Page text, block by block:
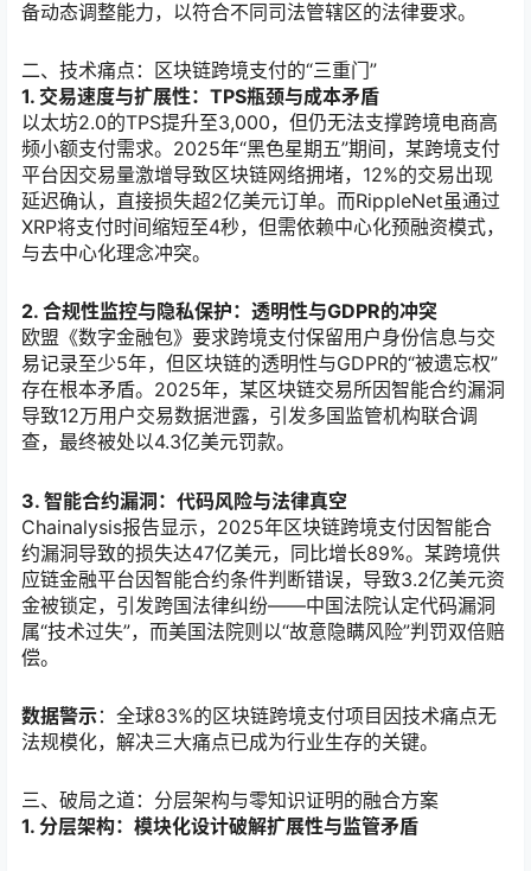
备动态调整能力，以符合不同司法管辖区的法律要求。
二、技术痛点：区块链跨境支付的“三重门”
1. 交易速度与扩展性：TPS瓶颈与成本矛盾
以太坊2.0的TPS提升至3,000，但仍无法支撑跨境电商高
频小额支付需求。2025年“黑色星期五”期间，某跨境支付
平台因交易量激增导致区块链网络拥堵，12%的交易出现
延迟确认，直接损失超2亿美元订单。而RippleNet虽通过
XRP将支付时间缩短至4秒，但需依赖中心化预融资模式，
与去中心化理念冲突。
2. 合规性监控与隐私保护：透明性与GDPR的冲突
欧盟《数字金融包》要求跨境支付保留用户身份信息与交
易记录至少5年，但区块链的透明性与GDPR的“被遗忘权”
存在根本矛盾。2025年，某区块链交易所因智能合约漏洞
导致12万用户交易数据泄露，引发多国监管机构联合调
查，最终被处以4.3亿美元罚款。
3. 智能合约漏洞：代码风险与法律真空
Chainalysis报告显示，2025年区块链跨境支付因智能合
约漏洞导致的损失达47亿美元，同比增长89%。某跨境供
应链金融平台因智能合约条件判断错误，导致3.2亿美元资
金被锁定，引发跨国法律纠纷——中国法院认定代码漏洞
属“技术过失”，而美国法院则以“故意隐瞒风险”判罚双倍赔
偿。
数据警示：全球83%的区块链跨境支付项目因技术痛点无
法规模化，解决三大痛点已成为行业生存的关键。
三、破局之道：分层架构与零知识证明的融合方案
1. 分层架构：模块化设计破解扩展性与监管矛盾